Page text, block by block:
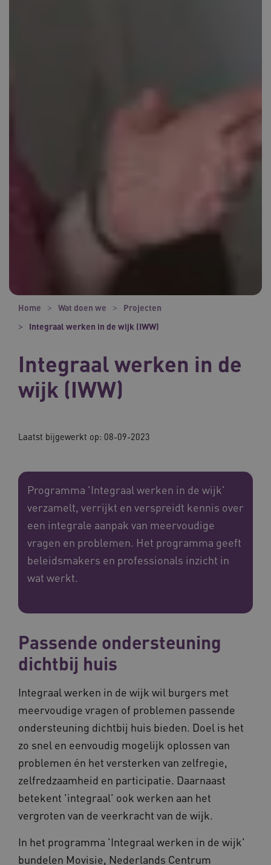
Home Wat doen we
Projecten
Integraal werken in de wijk (IWW)
Integraal werken in de
wijk (IWW)
Laatst bijgewerkt op: 08-09-2023
Programma 'Integraal werken in de wijk'
verzamelt, verrijkt en verspreidt kennis over
een integrale aanpak van meervoudige
vragen en problemen. Het programma geeft
beleidsmakers en professionals inzicht in
wat werkt.
Passende ondersteuning
dichtbij huis
Integraal werken in de wijk wil burgers met
meervoudige vragen of problemen passende
ondersteuning dichtbij huis bieden. Doel is het
zo snel en eenvoudig mogelijk oplossen van
problemen én het versterken van zelfregie,
zelfredzaamheid en participatie. Daarnaast
betekent 'integraal' ook werken aan het
vergroten van de veerkracht van de wijk.
In het programma 'Integraal werken in de wijk'
bundelen Movisie, Nederlands Centrum